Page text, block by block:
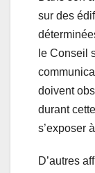
sur des
le Conseil
doivent
durant
s’exposer
D’autres